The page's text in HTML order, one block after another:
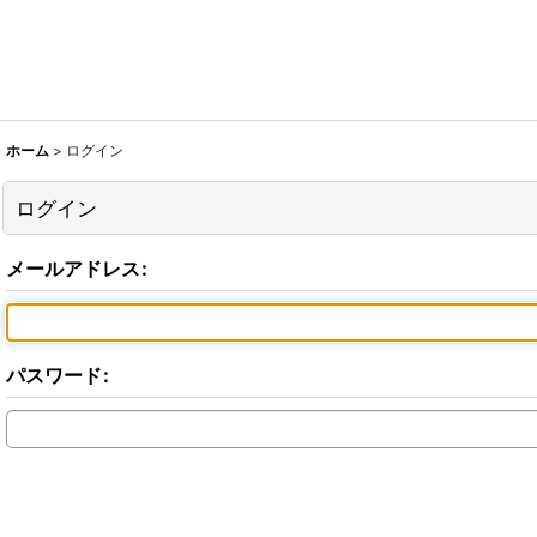
ホーム > ログイン
ログイン
メールアドレス:
パスワード: